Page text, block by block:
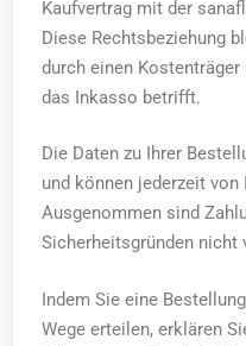
Kaufvertrag mit der
Diese Rechtsbeziehung
durch einen
das Inkasso betrifft.
Die Daten zu Ihrer
und können jederzeit
Ausgenommen sind
Sicherheitsgründen nicht
Indem Sie eine
Wege erteilen, erklären